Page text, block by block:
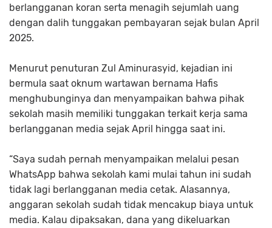
berlangganan koran serta menagih sejumlah uang
dengan dalih tunggakan pembayaran sejak bulan April
2025.
Menurut penuturan Zul Aminurasyid, kejadian ini
bermula saat oknum wartawan bernama Hafis
menghubunginya dan menyampaikan bahwa pihak
sekolah masih memiliki tunggakan terkait kerja sama
berlangganan media sejak April hingga saat ini.
“Saya sudah pernah menyampaikan melalui pesan
WhatsApp bahwa sekolah kami mulai tahun ini sudah
tidak lagi berlangganan media cetak. Alasannya,
anggaran sekolah sudah tidak mencakup biaya untuk
media. Kalau dipaksakan, dana yang dikeluarkan